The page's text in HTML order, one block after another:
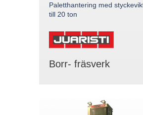
Paletthantering med
till 20 ton
Borr- fräsverk